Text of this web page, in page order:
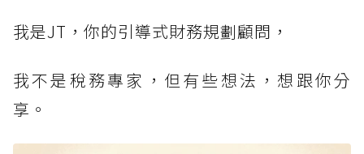
我是JT，你的引導式財務規劃顧問，
我不是稅務專家，但有些想法，想跟你分
享。